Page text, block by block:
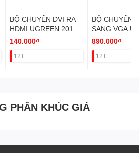
BỘ CHUYỂN DVI RA
HDMI UGREEN 20118
VAT
140.000₫
12T
BỘ CHUYỂN
SANG VGA
40244 VAT
890.000₫
12T
PHÂN KHÚC GIÁ